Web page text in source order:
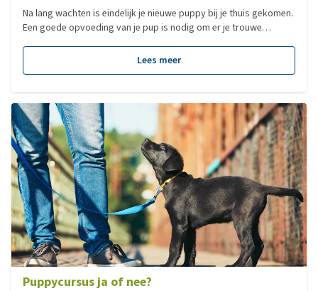
Na lang wachten is eindelijk je nieuwe puppy bij je thuis gekomen.
Een goede opvoeding van je pup is nodig om er je trouwe
Lees meer
Puppycursus ja of nee?